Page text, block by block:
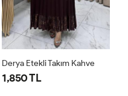
Derya Etekli Takım Kahve
1,850 TL